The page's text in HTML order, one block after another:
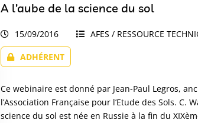
A l’aube de la science du sol
15/09/2016 AFES / RESSOURCE
ADHÉRENT
Ce webinaire est donné par Jean-Paul Legros,
l’Association Française pour l’Etude des Sols. C.
science du sol est née en Russie à la fin du